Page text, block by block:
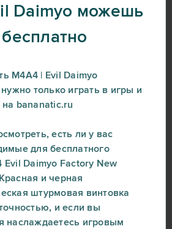
Daimyo можешь
M4A4 | Evil Daimyo
только играть в игры и
bananatic.ru
есть ли у вас
для бесплатного
Evil Daimyo Factory New
и черная
штурмовая винтовка
и если вы
наслаждаетесь игровым